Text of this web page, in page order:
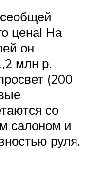
цена! На
он
млн р.
(200
со
салоном и
руля.